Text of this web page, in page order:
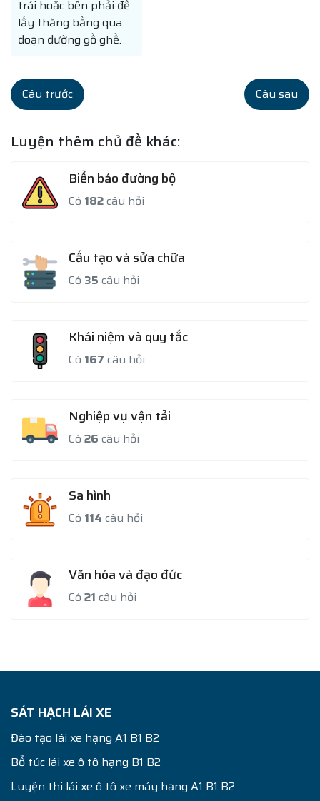
trái hoặc bên phải để
lấy thăng bằng qua
đoạn đường gồ ghề.
Câu trước Câu sau
Luyện thêm chủ đề khác:
Biển báo đường bộ
Có 182câu hỏi
Cấu tạo và sửa chữa
Có 35 câu hỏi
Khái niệm và quy tắc
Có 167 câu hỏi
Nghiệp vụ vận tải
Có 26 câu hỏi
Sa hình
Có 114 câu hỏi
Văn hóa và đạo đức
Có 21 câu hỏi
SÁT HẠCH LÁI XE
Đào tạo lái xe hạng A1 B1 B2
Bổ túc lái xe ô tô hạng B1 B2
Luyện thi lái xe ô tô xe máy hạng A1 B1 B2